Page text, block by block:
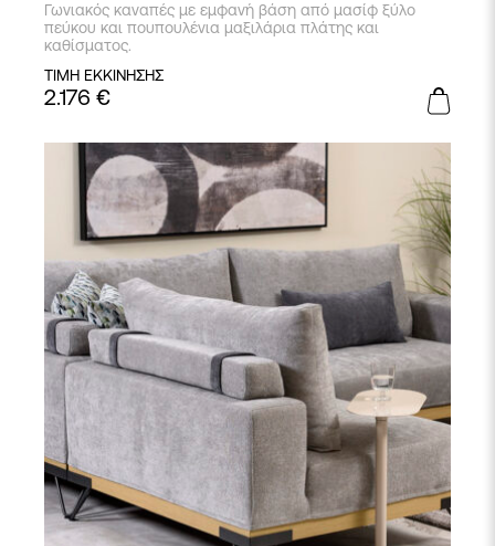
Γωνιακός καναπές με εμφανή βάση από μασίφ ξύλο
πεύκου και πουπουλένια μαξιλάρια πλάτης και
καθίσματος.
ΤΙΜΗ ΕΚΚΙΝΗΣΗΣ
2.176 €